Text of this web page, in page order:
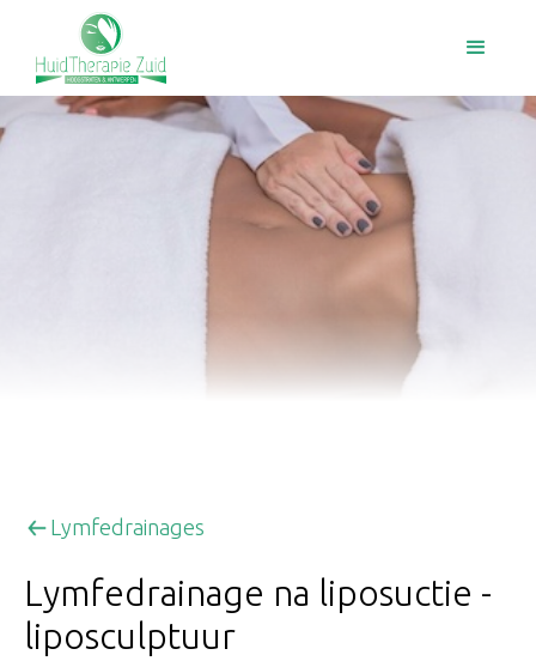
Lymfedrainages
Lymfedrainage na liposuctie -
liposculptuur